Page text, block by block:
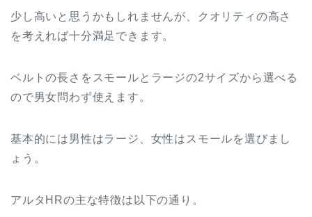
少し高いと思うかもしれませんが、クオリティの高さ
を考えれば十分満足できます。
ベルトの長さをスモールとラージの2サイズから選べる
ので男女問わず使えます。
基本的には男性はラージ、女性はスモールを選びまし
ょう。
アルタHRの主な特徴は以下の通り。